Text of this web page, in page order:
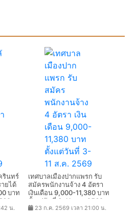
รินทร์
ยได้
บาท
น.
เทศบาลเมืองปากแพรก รับ
สมัครพนักงานจ้าง 4 อัตรา
เงินเดือน 9,000-11,380 บาท
ตั้งแต่วันที่ 3-11 ส.ค. 2569
23 ก.ค. 2569 เวลา 21:00 น.